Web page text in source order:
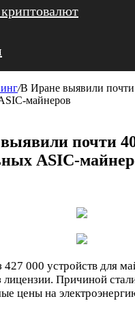
/В Иране выявили почти
майнеров
почти
ASIC-
427 000 устройств для
лицензии. Причиной
цены на